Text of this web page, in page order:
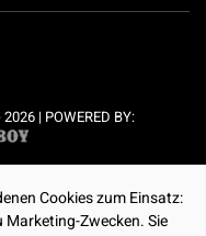
| POWERED BY:
Cookies zum Einsatz:
Zwecken. Sie